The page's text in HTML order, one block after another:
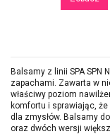
Balsamy z linii SPA SPN
zapachami. Zawarta w
właściwy poziom
komfortu i sprawiając,
dla zmysłów. Balsamy
oraz dwóch wersji